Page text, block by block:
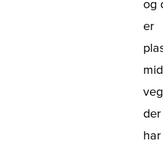
og
er
har